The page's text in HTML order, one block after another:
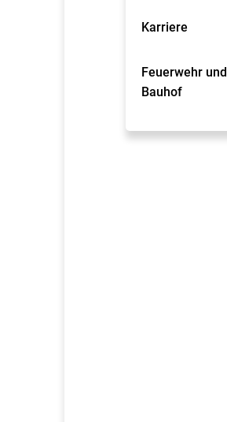
Karriere
Feuerwehr und
Bauhof